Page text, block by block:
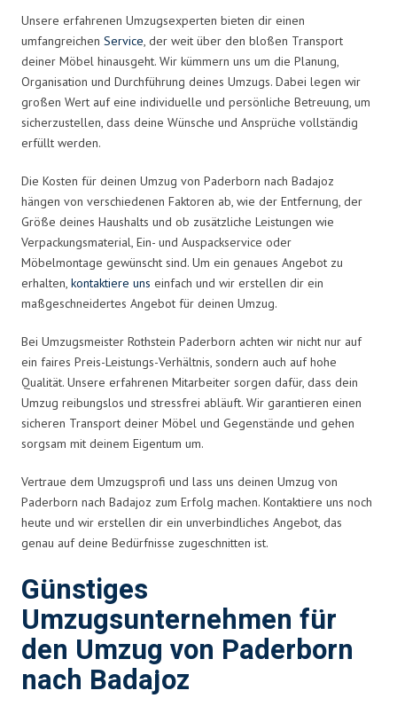
Unsere erfahrenen Umzugsexperten bieten dir einen
umfangreichen Service, der weit über den bloßen Transport
deiner Möbel hinausgeht. Wir kümmern uns um die Planung,
Organisation und Durchführung deines Umzugs. Dabei legen wir
großen Wert auf eine individuelle und persönliche Betreuung, um
sicherzustellen, dass deine Wünsche und Ansprüche vollständig
erfüllt werden.
Die Kosten für deinen Umzug von Paderborn nach Badajoz
hängen von verschiedenen Faktoren ab, wie der Entfernung, der
Größe deines Haushalts und ob zusätzliche Leistungen wie
Verpackungsmaterial, Ein- und Auspackservice oder
Möbelmontage gewünscht sind. Um ein genaues Angebot zu
erhalten, kontaktiere uns einfach und wir erstellen dir ein
maßgeschneidertes Angebot für deinen Umzug.
Bei Umzugsmeister Rothstein Paderborn achten wir nicht nur auf
ein faires Preis-Leistungs-Verhältnis, sondern auch auf hohe
Qualität. Unsere erfahrenen Mitarbeiter sorgen dafür, dass dein
Umzug reibungslos und stressfrei abläuft. Wir garantieren einen
sicheren Transport deiner Möbel und Gegenstände und gehen
sorgsam mit deinem Eigentum um.
Vertraue dem Umzugsprofi und lass uns deinen Umzug von
Paderborn nach Badajoz zum Erfolg machen. Kontaktiere uns noch
heute und wir erstellen dir ein unverbindliches Angebot, das
genau auf deine Bedürfnisse zugeschnitten ist.
Günstiges
Umzugsunternehmen für
den Umzug von Paderborn
nach Badajoz